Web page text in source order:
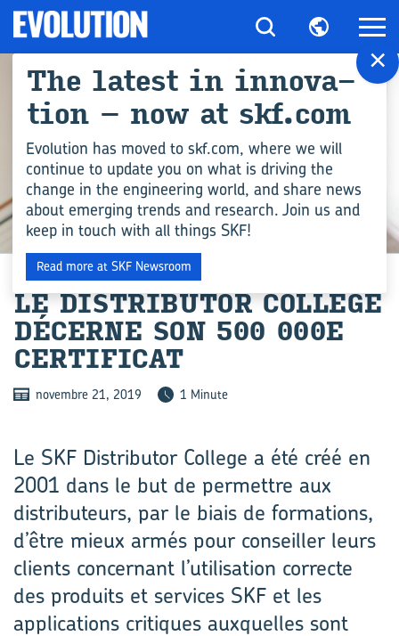
ACTUALITÉ
LE DIS­TRI­BU­TOR COL­LEGE
DÉ­CERNE SON 500 000E
CER­TI­FI­CAT
novembre 21, 2019 1 Minute
Le SKF Distributor College a été créé en
2001 dans le but de permettre aux
distributeurs, par le biais de formations,
d’être mieux armés pour conseiller leurs
clients concernant l’utilisation correcte
des produits et services SKF et les
applications critiques auxquelles sont
×
The la­test in in­no­va­
tion – now at skf.com
Evolution has moved to skf.com, where we will
continue to update you on what is driving the
change in the engineering world, and share news
about emerging trends and research. Join us and
keep in touch with all things SKF!
Read more at SKF Newsroom